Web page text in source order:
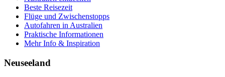
Beste Reisezeit
Flüge und Zwischenstopps
Autofahren in Australien
Praktische Informationen
Mehr Info & Inspiration
Neuseeland